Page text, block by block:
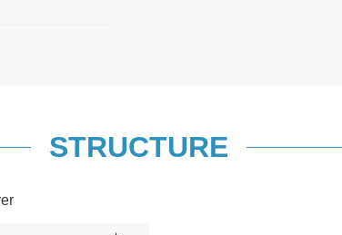
STRUCTURE